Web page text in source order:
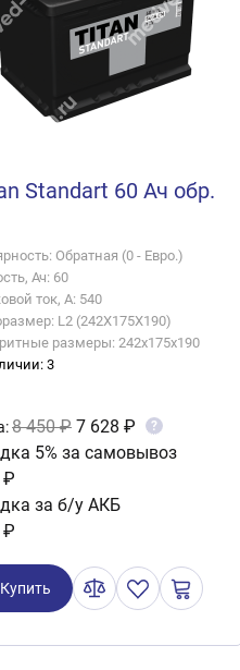
Standart 60 Ач обр.
Обратная (0 - Евро.)
Ач: 60
ток, А: 540
L2 (242X175X190)
размеры: 242x175x190
3
8 450 ₽ 7 628 ₽ ?
5% за самовывоз
₽
за б/у АКБ
₽
Купить